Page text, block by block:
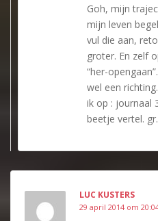
Goh, mijn
mijn leven
vul die aan,
groter. En zelf
“her-
wel een
ik op : journaal
beetje vertel.
LUC KUSTERS
29 april 2014 om